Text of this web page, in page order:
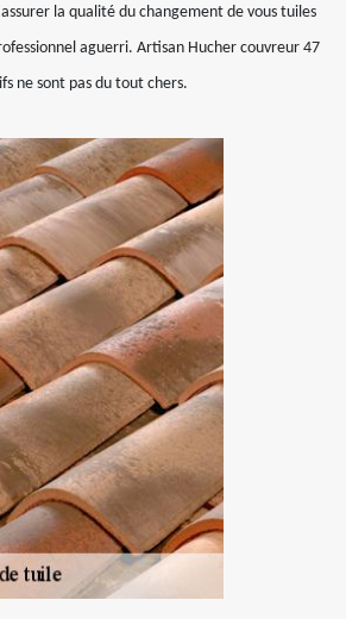
la qualité du changement de vous tuiles
aguerri. Artisan Hucher couvreur 47
ne sont pas du tout chers.